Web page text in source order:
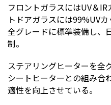
フロントガラスにはUV＆
トドアガラスには99%UV
全グレードに標準装備し、
制。
ステアリングヒーターを全
シートヒーターとの組み合
適性を向上させている。